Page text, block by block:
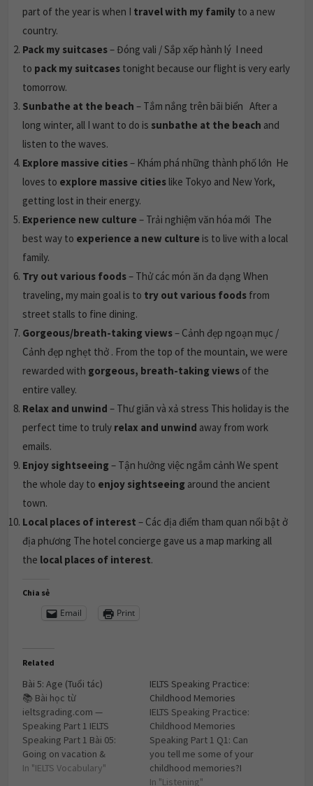
part of the year is when I travel with my family to a new
country.
Pack my suitcases– Đóng vali / Sắp xếp hành lý I need
to pack my suitcases tonight because our flight is very early
tomorrow.
Sunbathe at the beach – Tắm nắng trên bãi biển After a
long winter, all I want to do is sunbathe at the beach and
listen to the waves.
Explore massive cities– Khám phá những thành phố lớn He
loves to explore massive cities like Tokyo and New York,
getting lost in their energy.
Experience new culture – Trải nghiệm văn hóa mới The
best way to experience a new culture is to live with a local
family.
Try out various foods– Thử các món ăn đa dạng When
traveling, my main goal is to try out various foods from
street stalls to fine dining.
Gorgeous/breath-taking views– Cảnh đẹp ngoạn mục /
Cảnh đẹp nghẹt thở . From the top of the mountain, we were
rewarded with gorgeous, breath-taking views of the
entire valley.
Relax and unwind – Thư giãn và xả stress This holiday is the
perfect time to truly relax and unwind away from work
emails.
Enjoy sightseeing – Tận hưởng việc ngắm cảnh We spent
the whole day to enjoy sightseeing around the ancient
town.
Local places of interest – Các địa điểm tham quan nổi bật ở
địa phương The hotel concierge gave us a map marking all
the local places of interest.
Chia sẻ
Email Print
Related
Bài 5: Age (Tuổi tác)
📚 Bài học từ
ieltsgrading.com —
Speaking Part 1 IELTS
Speaking Part 1 Bài 05:
Going on vacation &
Sports 1. Từ vựng cốt lõi
In "IELTS Vocabulary"
IELTS Speaking Practice:
Childhood Memories
IELTS Speaking Practice:
Childhood Memories
Speaking Part 1 Q1: Can
you tell me some of your
childhood memories?I
have a plethora of fond
In "Listening"